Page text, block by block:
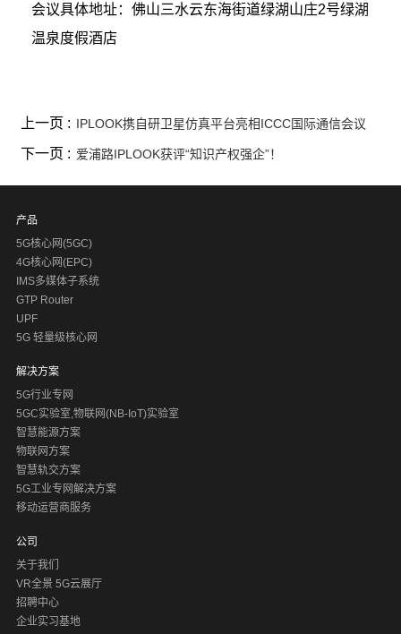
会议具体地址：佛山三水云东海街道绿湖山庄2号绿湖
温泉度假酒店
上一页 : IPLOOK携自研卫星仿真平台亮相ICCC国际通信会议
下一页 : 爱浦路IPLOOK获评“知识产权强企”！
产品
5G核心网(5GC)
4G核心网(EPC)
IMS多媒体子系统
GTP Router
UPF
5G 轻量级核心网
解决方案
5G行业专网
5GC实验室,物联网(NB-IoT)实验室
智慧能源方案
物联网方案
智慧轨交方案
5G工业专网解决方案
移动运营商服务
公司
关于我们
VR全景 5G云展厅
招聘中心
企业实习基地